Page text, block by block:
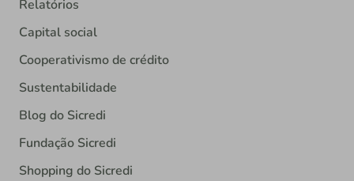
Relatórios
Capital social
Cooperativismo de crédito
Sustentabilidade
Blog do Sicredi
Fundação Sicredi
Shopping do Sicredi